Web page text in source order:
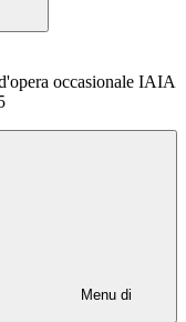
occasionale IAIA
Menu di